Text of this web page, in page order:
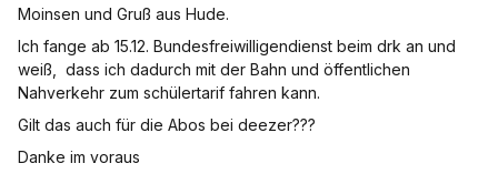
Moinsen und Gruß aus Hude.
Ich fange ab 15.12. Bundesfreiwilligendienst beim drk an und
weiß, dass ich dadurch mit der Bahn und öffentlichen
Nahverkehr zum schülertarif fahren kann.
Gilt das auch für die Abos bei deezer???
Danke im voraus